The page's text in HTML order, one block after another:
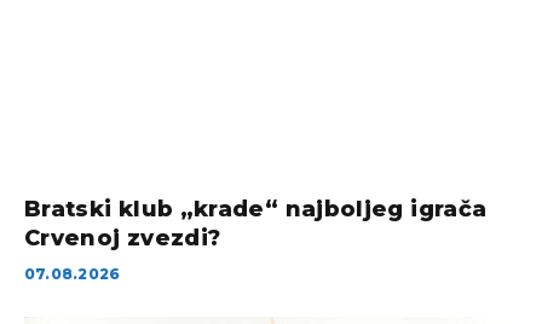
Bratski klub „krade“ najboljeg igrača
Crvenoj zvezdi?
07.08.2026